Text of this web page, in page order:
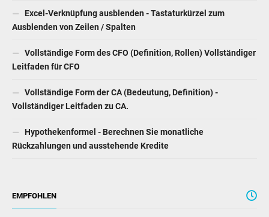
Excel-Verknüpfung ausblenden - Tastaturkürzel zum
Ausblenden von Zeilen / Spalten
Vollständige Form des CFO (Definition, Rollen) Vollständiger
Leitfaden für CFO
Vollständige Form der CA (Bedeutung, Definition) -
Vollständiger Leitfaden zu CA.
Hypothekenformel - Berechnen Sie monatliche
Rückzahlungen und ausstehende Kredite
EMPFOHLEN